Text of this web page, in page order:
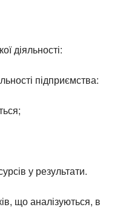
діяльності:
підприємства:
у результати.
що аналізуються, в